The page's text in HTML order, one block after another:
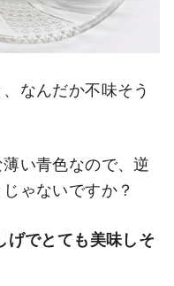
なんだか不味そう
い青色なので、逆
ゃないですか？
げでとても美味しそ